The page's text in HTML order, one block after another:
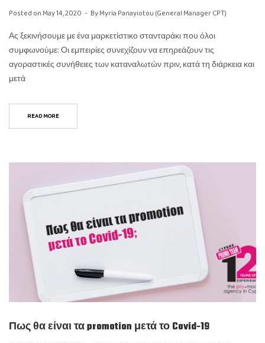
Posted on May 14, 2020 ByMyria Panayiotou (General Manager CPT)
Ας ξεκινήσουμε με ένα μαρκετίστικο στανταράκι που όλοι
συμφωνούμε: Οι εμπειρίες συνεχίζουν να επηρεάζουν τις
αγοραστικές συνήθειες των καταναλωτών πριν, κατά τη διάρκεια και
μετά
READ MORE
Πως θα είναι τα promotion μετά το Covid-19